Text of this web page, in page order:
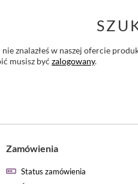
nie znalazłeś w naszej ofercie
musisz być zalogowany.
Zamówienia
Status zamówienia